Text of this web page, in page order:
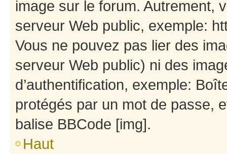
image sur le forum. Autrement,
serveur Web public, exemple:
Vous ne pouvez pas lier des
serveur Web public) ni des
d’authentification, exemple:
protégés par un mot de passe,
balise BBCode [img].
Haut